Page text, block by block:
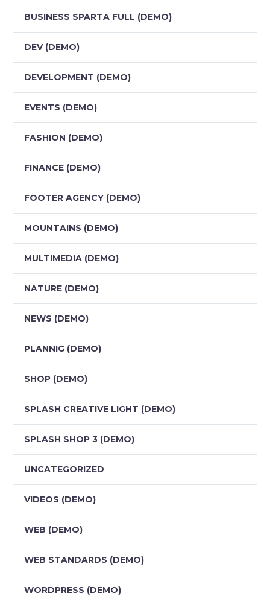
BUSINESS SPARTA FULL (DEMO)
DEV (DEMO)
DEVELOPMENT (DEMO)
EVENTS (DEMO)
FASHION (DEMO)
FINANCE (DEMO)
FOOTER AGENCY (DEMO)
MOUNTAINS (DEMO)
MULTIMEDIA (DEMO)
NATURE (DEMO)
NEWS (DEMO)
PLANNIG (DEMO)
SHOP (DEMO)
SPLASH CREATIVE LIGHT (DEMO)
SPLASH SHOP 3 (DEMO)
UNCATEGORIZED
VIDEOS (DEMO)
WEB (DEMO)
WEB STANDARDS (DEMO)
WORDPRESS (DEMO)